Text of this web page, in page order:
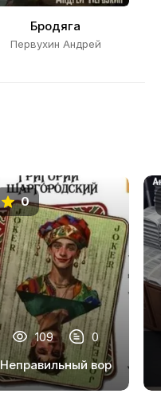
Бродяга
Первухин Андрей
0
109 0
Неправильный вор